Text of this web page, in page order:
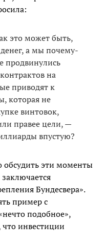
это может быть,
а мы почему-
продвинулись
на
приводят к
которая не
винтовок,
правее цели, —
впустую?
обсудить эти моменты
Бундесвера».
пример с
подобное»,
инвестиции